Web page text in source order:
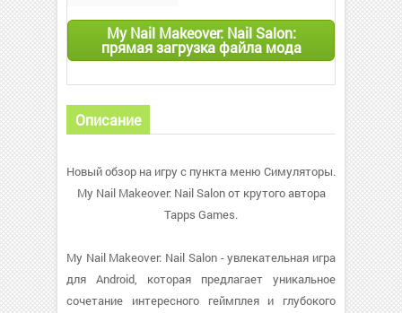
My Nail Makeover: Nail Salon:
прямая загрузка файла мода
Описание
Новый обзор на игру с пункта меню Симуляторы.
My Nail Makeover: Nail Salon от крутого автора
Tapps Games.
My Nail Makeover: Nail Salon - увлекательная игра
для Android, которая предлагает уникальное
сочетание интересного геймплея и глубокого